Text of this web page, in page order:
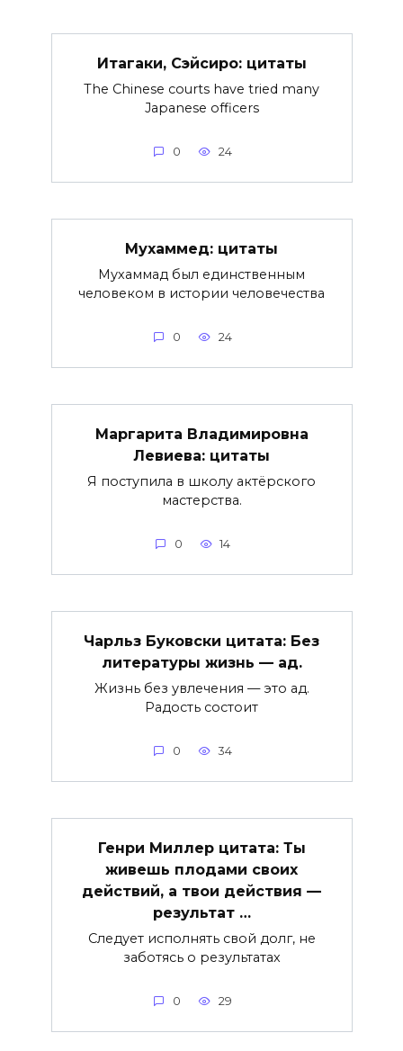
Итагаки, Сэйсиро: цитаты
The Chinese courts have tried many
Japanese officers
0 24
Мухаммед: цитаты
Мухаммад был единственным
человеком в истории человечества
0 24
Маргарита Владимировна
Левиева: цитаты
Я поступила в школу актёрского
мастерства.
0 14
Чарльз Буковски цитата: Без
литературы жизнь — ад.
Жизнь без увлечения — это ад.
Радость состоит
0 34
Генри Миллер цитата: Ты
живешь плодами своих
действий, а твои действия —
результат …
Следует исполнять свой долг, не
заботясь о результатах
0 29